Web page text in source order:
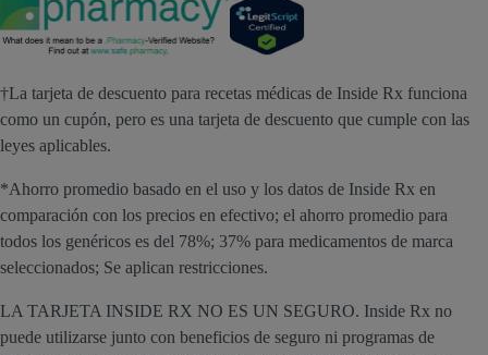
†La tarjeta de descuento para recetas médicas de Inside Rx funciona
como un cupón, pero es una tarjeta de descuento que cumple con las
leyes aplicables.
*Ahorro promedio basado en el uso y los datos de Inside Rx en
comparación con los precios en efectivo; el ahorro promedio para
todos los genéricos es del 78%; 37% para medicamentos de marca
seleccionados; Se aplican restricciones.
LA TARJETA INSIDE RX NO ES UN SEGURO. Inside Rx no
puede utilizarse junto con beneficios de seguro ni programas de